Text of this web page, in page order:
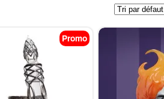
Promo